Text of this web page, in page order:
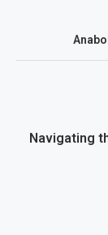
Navigating